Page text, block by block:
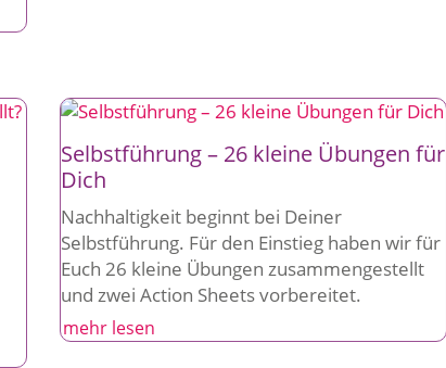
Selbstführung – 26 kleine Übungen für
Dich
Nachhaltigkeit beginnt bei Deiner
Selbstführung. Für den Einstieg haben wir für
Euch 26 kleine Übungen zusammengestellt
und zwei Action Sheets vorbereitet.
mehr lesen